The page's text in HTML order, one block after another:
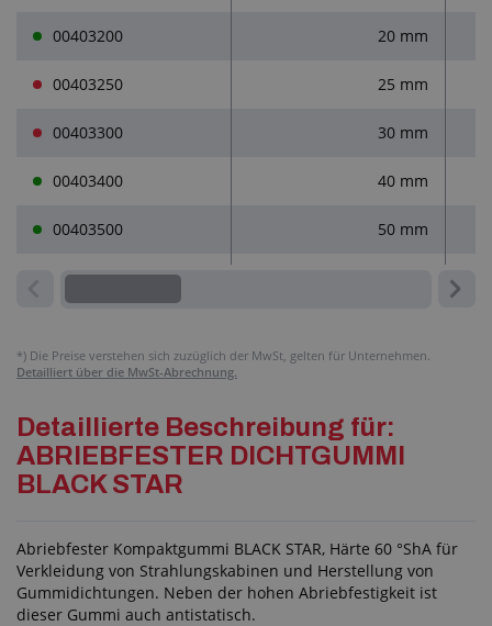
00403200 20 mm
00403250 25 mm
00403300 30 mm
00403400 40 mm
00403500 50 mm
*) Die Preise verstehen sich zuzüglich der MwSt, gelten für Unternehmen.
Detailliert über die MwSt-Abrechnung.
Detaillierte Beschreibung für:
ABRIEBFESTER DICHTGUMMI
BLACK STAR
Abriebfester Kompaktgummi BLACK STAR, Härte 60 °ShA für
Verkleidung von Strahlungskabinen und Herstellung von
Gummidichtungen. Neben der hohen Abriebfestigkeit ist
dieser Gummi auch antistatisch.